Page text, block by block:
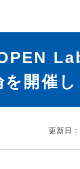
開催し
更新日